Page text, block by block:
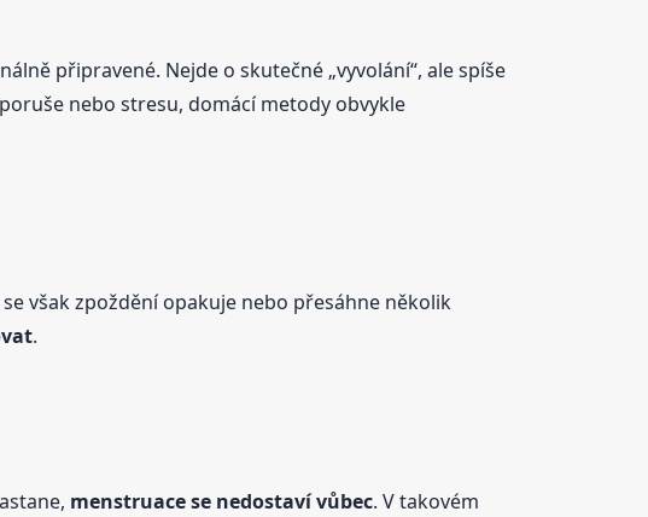
připravené. Nejde o skutečné „vyvolání“, ale spíše
nebo stresu, domácí metody obvykle
však zpoždění opakuje nebo přesáhne několik
.
menstruacese nedostaví vůbec. V takovém